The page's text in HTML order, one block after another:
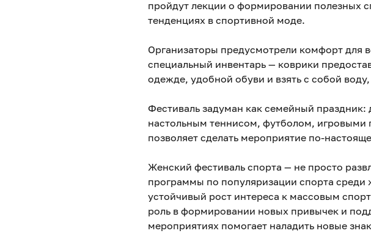
пройдут лекции о формировании полезных
тенденциях в спортивной моде.
Организаторы предусмотрели комфорт для
специальный инвентарь — коврики
одежде, удобной обуви и взять с собой
Фестиваль задуман как семейный
настольным теннисом, футболом,
позволяет сделать мероприятие по-
Женский фестиваль спорта — не просто
программы по популяризации спорта
устойчивый рост интереса к массовым
роль в формировании новых привычек и
мероприятиях помогает наладить новые